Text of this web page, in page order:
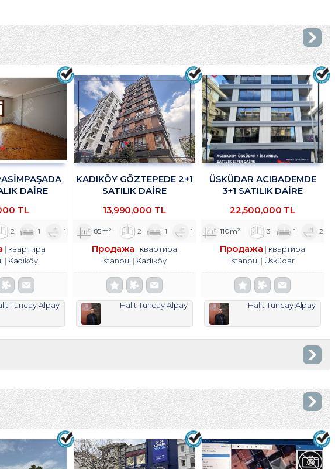
DAİRE
TL
2 1 1
квартира
Kadıköy
Tuncay Alpay
KADIKÖY GÖZTEPEDE 2+1
SATILIK DAİRE
13,990,000 TL
85m² 2 1 1
Продажа
квартира
Istanbul
Kadıköy
Halit Tuncay Alpay
ÜSKÜDAR ACIBADEMDE
3+1 SATILIK DAİRE
22,500,000 TL
110m² 3 1 2
Продажа
квартира
Istanbul
Üsküdar
Halit Tuncay Alpay